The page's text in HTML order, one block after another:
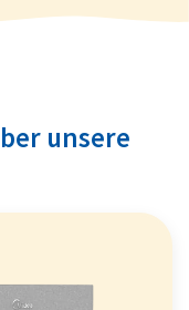
unsere